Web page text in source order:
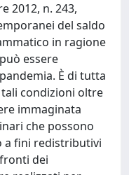
2012, n. 243,
del saldo
in ragione
essere
È di tutta
condizioni oltre
immaginata
che possono
a fini redistributivi
dei